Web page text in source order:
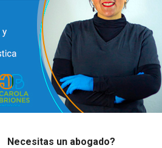
Necesitas un abogado?